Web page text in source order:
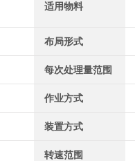
适用物料
布局形式
每次处理量范围
作业方式
装置方式
转速范围